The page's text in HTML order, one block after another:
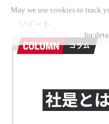
ツイート
May we use cookies to track
for